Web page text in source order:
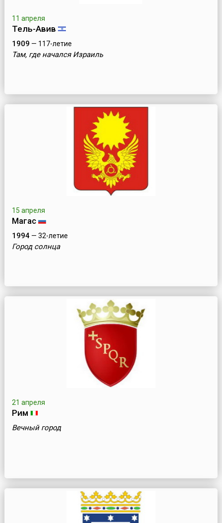
11 апреля
Тель-Авив
1909 — 117-летие
Там, где начался Израиль
15 апреля
Магас
1994— 32-летие
Город солнца
21 апреля
Рим
Вечный город